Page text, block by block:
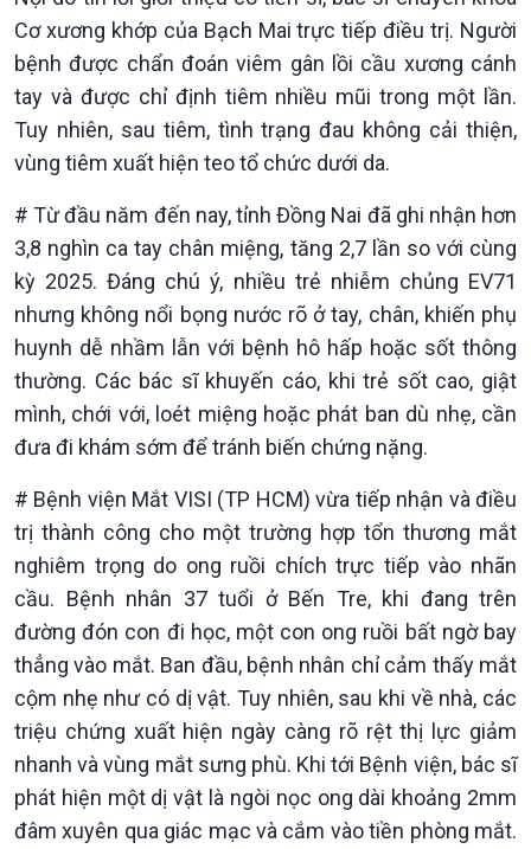
Xã hội
Tin Đời sống & Xã hội
360 độ Sức khỏe
Tài nguyên và Môi trường
Chuyên gia của bạn
Xã hội chuyển động
Bước chân đến trường
Khoa học & Công nghệ
Tin Khoa học & Công nghệ
Kết nối công nghệ
khí hậu
Cơ xương khớp của Bạch Mai trực tiếp điều trị. Người
bệnh được chẩn đoán viêm gân lồi cầu xương cánh
tay và được chỉ định tiêm nhiều mũi trong một lần.
Tuy nhiên, sau tiêm, tình trạng đau không cải thiện,
vùng tiêm xuất hiện teo tổ chức dưới da.
# Từ đầu năm đến nay, tỉnh Đồng Nai đã ghi nhận hơn
3,8 nghìn ca tay chân miệng, tăng 2,7 lần so với cùng
kỳ 2025. Đáng chú ý, nhiều trẻ nhiễm chủng EV71
nhưng không nổi bọng nước rõ ở tay, chân, khiến phụ
huynh dễ nhầm lẫn với bệnh hô hấp hoặc sốt thông
thường. Các bác sĩ khuyến cáo, khi trẻ sốt cao, giật
mình, chới với, loét miệng hoặc phát ban dù nhẹ, cần
đưa đi khám sớm để tránh biến chứng nặng.
# Bệnh viện Mắt VISI (TP HCM) vừa tiếp nhận và điều
trị thành công cho một trường hợp tổn thương mắt
nghiêm trọng do ong ruồi chích trực tiếp vào nhãn
cầu. Bệnh nhân 37 tuổi ở Bến Tre, khi đang trên
đường đón con đi học, một con ong ruồi bất ngờ bay
thẳng vào mắt. Ban đầu, bệnh nhân chỉ cảm thấy mắt
cộm nhẹ như có dị vật. Tuy nhiên, sau khi về nhà, các
triệu chứng xuất hiện ngày càng rõ rệt thị lực giảm
nhanh và vùng mắt sưng phù. Khi tới Bệnh viện, bác sĩ
phát hiện một dị vật là ngòi nọc ong dài khoảng 2mm
đâm xuyên qua giác mạc và cắm vào tiền phòng mắt.